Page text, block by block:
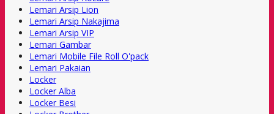
Lemari Arsip Lion
Lemari Arsip Nakajima
Lemari Arsip VIP
Lemari Gambar
Lemari Mobile File Roll O'pack
Lemari Pakaian
Locker
Locker Alba
Locker Besi